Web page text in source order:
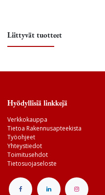
Liittyvät tuotteet
Hyödyllisiä linkkejä
Verkkokauppa
Tietoa Rakennusapteekista
Työohjeet
Yhteystiedot
Toimitusehdot
Tietosuojaseloste